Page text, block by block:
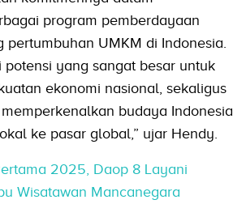
program pemberdayaan
pertumbuhan UMKM di Indonesia.
potensi yang sangat besar untuk
ekonomi nasional, sekaligus
budaya Indonesia
ke pasar global,” ujar Hendy.
2025, Daop 8 Layani
Wisatawan Mancanegara